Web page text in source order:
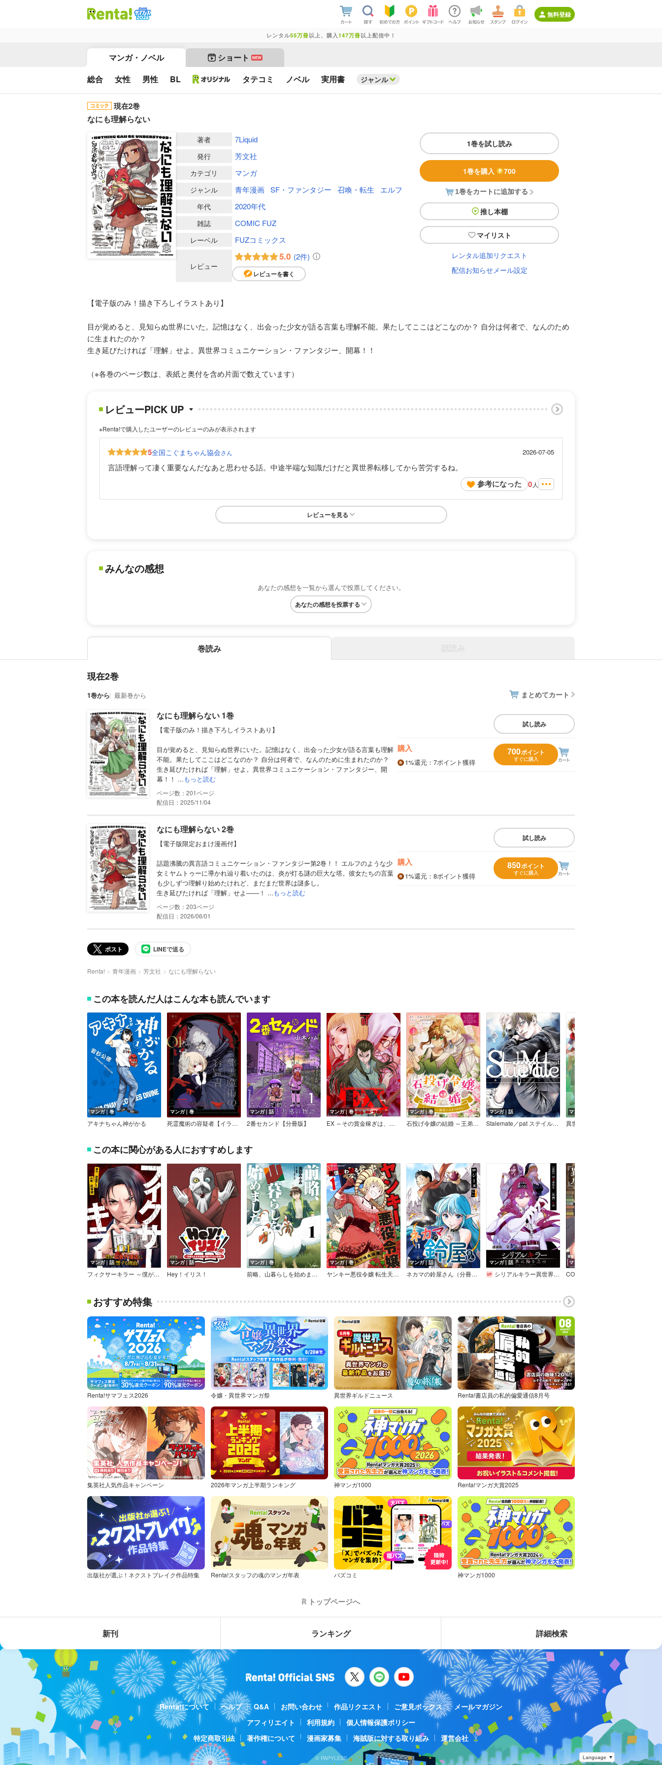
無料登録
レンタル55万冊以上、購入 147万冊以上配信中！
マンガ・ノベル ショート NEW
総合 女性 男性 BL タテコミ ノベル 実用書 ジャンル
現在2巻
なにも理解らない
1巻を試し読み
1巻を購入 700
1巻をカートに追加する
推し本棚
マイリスト
レンタル追加リクエスト
配信お知らせメール設定
著者 7Liquid
発行 芳文社
カテゴリ マンガ
ジャンル 青年漫画 SF・ファンタジー 召喚・転生 エルフ
年代 2020年代
雑誌 COMIC FUZ
レーベル FUZコミックス
レビュー
5.0 (2件)
レビューを書く
【電子版のみ！描き下ろしイラストあり】
目が覚めると、見知らぬ世界にいた。記憶はなく、出会った少女が語る言葉も理解不能。果たしてここはどこなのか？ 自分は何者で、なんのため
に生まれたのか？
生き延びたければ「理解」せよ。異世界コミュニケーション・ファンタジー、開幕！！
（※各巻のページ数は、表紙と奥付を含め片面で数えています）
レビューPICK UP
※Renta!で購入したユーザーのレビューのみが表示されます
5全国こぐまちゃん協会さん 2026-07-05
言語理解って凄く重要なんだなあと思わせる話。中途半端な知識だけだと異世界転移してから苦労するね。
参考になった 0 人
レビューを見る
みんなの感想
あなたの感想を一覧から選んで投票してください。
あなたの感想を投票する
巻読み
現在2巻
1巻から 最新巻から まとめてカート
なにも理解らない 1巻
【電子版のみ！描き下ろしイラストあり】
目が覚めると、見知らぬ世界にいた。記憶はなく、出会った少女が語る言葉も理解
不能。果たしてここはどこなのか？ 自分は何者で、なんのために生まれたのか？
生き延びたければ「理解」せよ。異世界コミュニケーション・ファンタジー、開
幕！！ ...もっと読む
201
配信日：2025/11/04
試し読み
購入
1%還元 ：7ポイント獲得
700ポイント
すぐに購入
なにも理解らない 2巻
【電子版限定おまけ漫画付】
話題沸騰の異言語コミュニケーション・ファンタジー第2巻！！ エルフのような少
女ミヤムトゥーに導かれ辿り着いたのは、炎が灯る謎の巨大な塔。彼女たちの言葉
も少しずつ理解り始めたけれど、まだまだ世界は謎多し。
生き延びたければ「理解」せよ――！ ...もっと読む
203
配信日：2026/06/01
試し読み
購入
1%還元 ：8ポイント獲得
850ポイント
すぐに購入
ポスト LINEで送る
Renta! 青年漫画 芳文社 なにも理解らない
この本を読んだ人はこんな本も読んでいます
マンガ｜巻
アキナちゃん神がかる
マンガ｜巻
死霊魔術の容疑者【イラスト特典付】
マンガ｜話
2番セカンド【分冊版】
マンガ｜巻
EX ～その賞金稼ぎは、世界の出口を探す～【単行本版】
マンガ｜巻
石投げ令嬢の結婚 ～王弟殿下から溺愛が止まりません！～（コミック）【フルカラー】
マンガ｜話
Stalemate／pat ステイルメイト
マンガ｜巻
異世界リーマン
この本に関心がある人におすすめします
マンガ｜話
フィクサーキラー ～僕が広告代理店に復讐する理由～
マンガ｜話
Hey！イリス！
マンガ｜巻
前略、山暮らしを始めました。
マンガ｜巻
ヤンキー悪役令嬢 転生天下唯我独尊
マンガ｜話
ネカマの鈴屋さん（分冊版）
マンガ｜話
シリアルキラー異世界に降り立つ 連載版
マンガ｜巻
おすすめ特集
Renta!サマフェス2026 令嬢・異世界マンガ祭 異世界ギルドニュース Renta!書店員の私的偏愛通信8月号
集英社人気作品キャンペーン 2026年マンガ上半期ランキング 神マンガ1000 Renta!マンガ大賞2025
出版社が選ぶ！ネクストブレイク作品特集 Renta!スタッフの魂のマンガ年表 バズコミ 神マンガ1000
トップページへ
新刊 ランキング 詳細検索
Renta!について ヘルプ Q&A お問い合わせ 作品リクエスト ご意見ボックス
メールマガジン
アフィリエイト
利用規約
個人情報保護ポリシー
特定商取引法
著作権について 漫画家募集 海賊版に対する取り組み 運営会社
© PAPYLESS